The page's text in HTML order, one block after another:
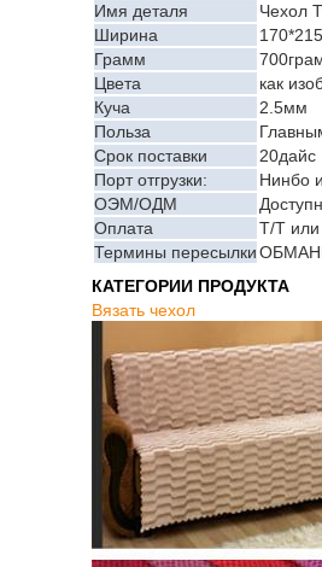
Имя деталя
Чехол
Ширина
Грамм
Цвета
как
Куча
2.5мм
Польза
Срок поставки
20дайс
Порт отгрузки:
Нинбо
ОЭМ/ОДМ
Оплата
Т/Т
Термины пересылки
КАТЕГОРИИ ПРОДУКТА
Вязать чехол